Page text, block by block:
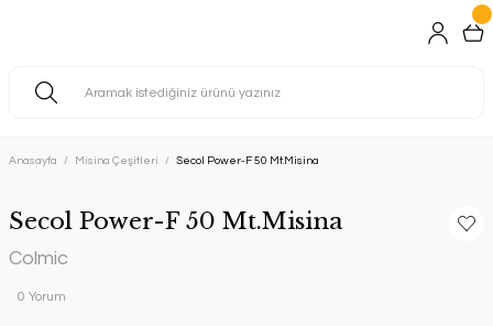
Anasayfa Misina Çeşitleri Secol Power-F 50 Mt.Misina
Secol Power-F 50 Mt.Misina
Colmic
0 Yorum